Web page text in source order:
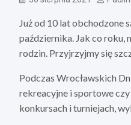
Już od 10 lat obchodzone
października. Jak co roku,
rodzin. Przyjrzyjmy się
Podczas Wrocławskich
rekreacyjne i sportowe
konkursach i turniejach,